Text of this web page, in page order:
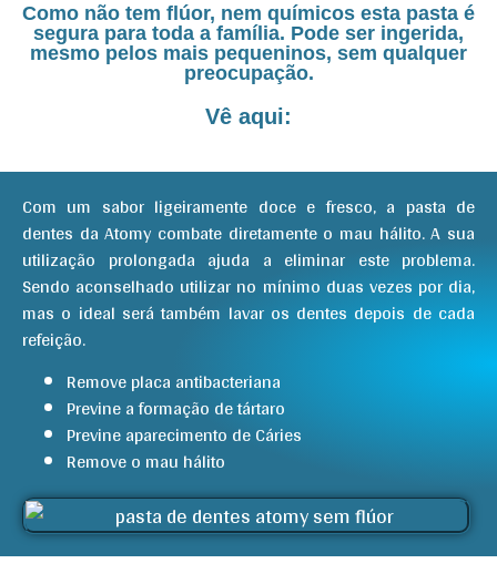
Como não tem flúor, nem químicos esta pasta é
segura para toda a família. Pode ser ingerida,
mesmo pelos mais pequeninos, sem qualquer
preocupação.
Vê aqui:
Com um sabor ligeiramente doce e fresco, a pasta de
dentes da Atomy combate diretamente o mau hálito. A sua
utilização prolongada ajuda a eliminar este problema.
Sendo aconselhado utilizar no mínimo duas vezes por dia,
mas o ideal será também lavar os dentes depois de cada
refeição.
Remove placa antibacteriana
Previne a formação de tártaro
Previne aparecimento de Cáries
Remove o mau hálito